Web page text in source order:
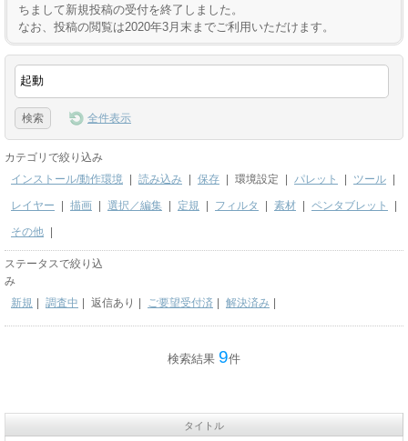
ちまして新規投稿の受付を終了しました。
なお、投稿の閲覧は2020年3月末までご利用いただけます。
全件表示
カテゴリで絞り込み
インストール/動作環境
読み込み 保存 環境設定 パレット ツール
レイヤー 描画 選択／編集 定規 フィルタ 素材 ペンタブレット
その他
ステータスで絞り込
み
新規
調査中 返信あり ご要望受付済 解決済み
検索結果 9件
タイトル